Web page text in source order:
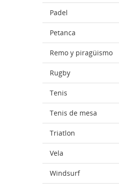
Padel
Petanca
Remo y piragüismo
Rugby
Tenis
Tenis de mesa
Triatlon
Vela
Windsurf